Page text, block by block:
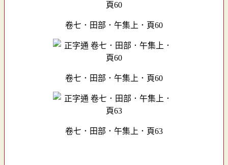
卷七．田部．午集上．頁60
卷七．田部．午集上．頁60
卷七．田部．午集上．頁63